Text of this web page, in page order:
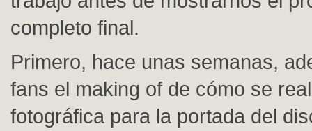
completo final.
Primero, hace unas semanas,
fans el making of de cómo se
fotográfica para la portada del